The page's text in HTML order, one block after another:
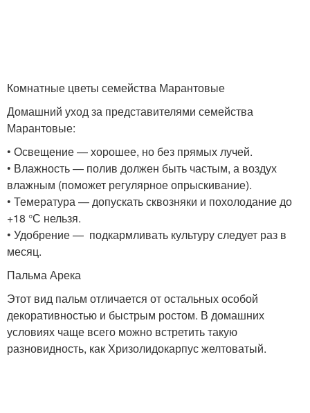
Комнатные цветы семейства Марантовые
Домашний уход за представителями семейства
Марантовые:
• Освещение — хорошее, но без прямых лучей.
• Влажность — полив должен быть частым, а воздух
влажным (поможет регулярное опрыскивание).
• Темература — допускать сквозняки и похолодание до
+18 °С нельзя.
• Удобрение — подкармливать культуру следует раз в
месяц.
Пальма Арека
Этот вид пальм отличается от остальных особой
декоративностью и быстрым ростом. В домашних
условиях чаще всего можно встретить такую
разновидность, как Хризолидокарпус желтоватый.